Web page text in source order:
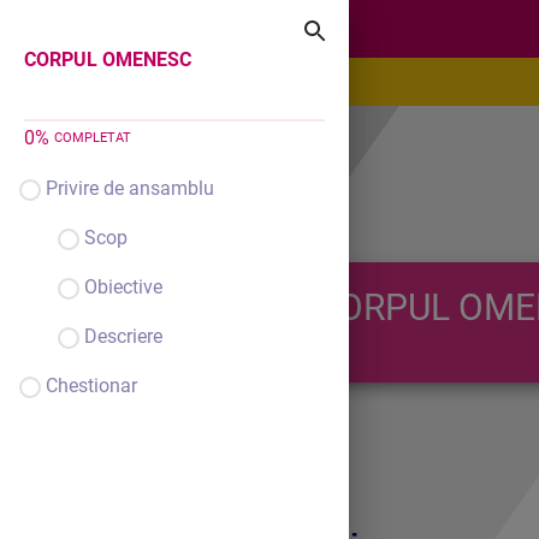
CORPUL OMENESC
0% COMPLETAT
Privire de ansamblu
Scop
Obiective
Descriere
Chestionar
CORPUL